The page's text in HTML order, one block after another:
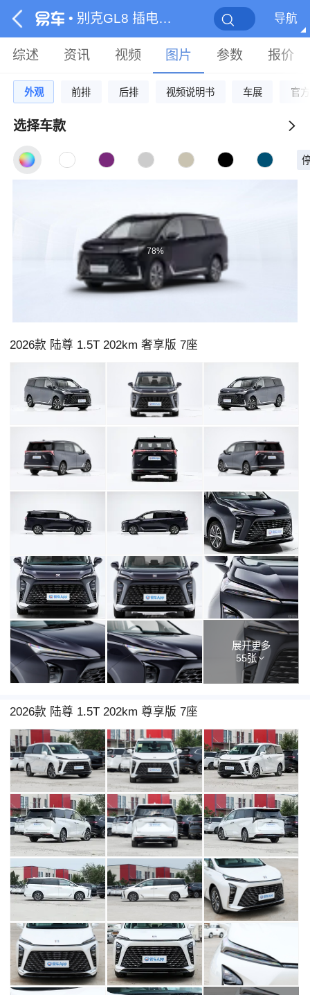
• 别克GL8 插电混动 导航
综述 资讯 视频 图片 参数 报价
外观 前排 后排 视频说明书 车展 官方
选择车款
78%
2026款 陆尊 1.5T 202km 奢享版 7座
展开更多
55张
2026款 陆尊 1.5T 202km 尊享版 7座